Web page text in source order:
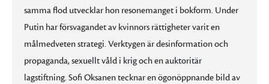
samma flod utvecklar hon resonemanget i bokform. Under
Putin har försvagandet av kvinnors rättigheter varit en
målmedveten strategi. Verktygen är desinformation och
propaganda, sexuellt våld i krig och en auktoritär
lagstiftning. Sofi Oksanen tecknar en ögonöppnande bild av